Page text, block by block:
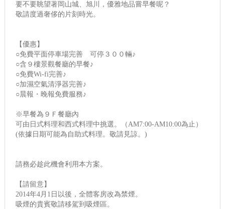
要不要眺望著岡山城、旭川，優雅地品嘗早餐呢？
敬請度過奢侈的片刻時光。
【優惠】
○免費平面停車場完善 可停３００輛♪
○含９樓景觀餐廳的早餐♪
○免費Wi-fi完善♪
○加濕空氣清淨器完善♪
○晨報・晚報免費服務♪
※早餐為９Ｆ餐廳內
可由日式料理和西式料理中挑選。（AM7:00-AM10:00為止）
(依據日期可能為自助式料理。敬請見諒。)
請務必趁此機會利用本方案。
【請留意】
2014年4月1日以後，全體客房改為禁煙。
吸煙的貴賓敬請移駕到吸煙區。